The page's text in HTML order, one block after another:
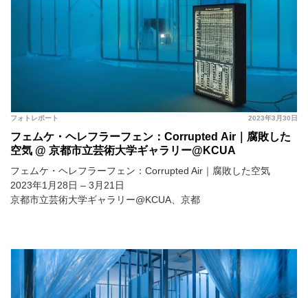
2023年3月30日
フォトレポート
フェムケ・ヘレフラーフェン：Corrupted Air｜腐敗した
空気 @ 京都市立芸術大学ギャラリー@KCUA
フェムケ・ヘレフラーフェン：Corrupted Air｜腐敗した空気
2023年1月28日 – 3月21日
京都市立芸術大学ギャラリー@KCUA、京都